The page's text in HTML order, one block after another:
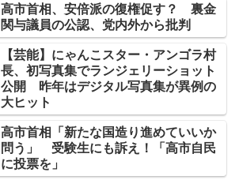
高市首相、安倍派の復権促す？ 裏金
関与議員の公認、党内外から批判
【芸能】にゃんこスター・アンゴラ村
長、初写真集でランジェリーショット
公開 昨年はデジタル写真集が異例の
大ヒット
高市首相「新たな国造り進めていいか
問う」 受験生にも訴え！「高市自民
に投票を」